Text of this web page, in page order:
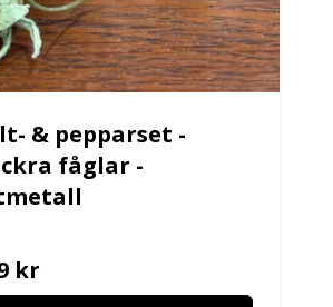
& pepparset -
fåglar -
kr